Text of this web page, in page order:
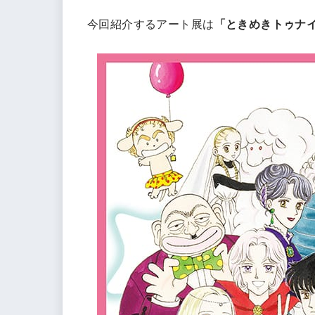
今回紹介するアート展は 「ときめきトゥナ